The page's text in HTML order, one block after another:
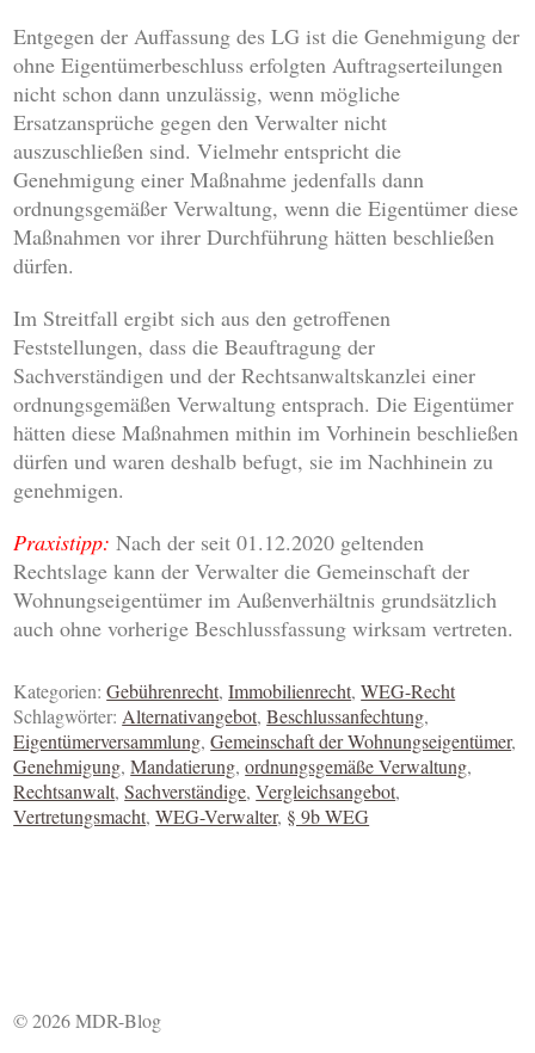
Entgegen der Auffassung des LG ist die Genehmigung der
ohne Eigentümerbeschluss erfolgten Auftragserteilungen
nicht schon dann unzulässig, wenn mögliche
Ersatzansprüche gegen den Verwalter nicht
auszuschließen sind. Vielmehr entspricht die
Genehmigung einer Maßnahme jedenfalls dann
ordnungsgemäßer Verwaltung, wenn die Eigentümer diese
Maßnahmen vor ihrer Durchführung hätten beschließen
dürfen.
Im Streitfall ergibt sich aus den getroffenen
Feststellungen, dass die Beauftragung der
Sachverständigen und der Rechtsanwaltskanzlei einer
ordnungsgemäßen Verwaltung entsprach. Die Eigentümer
hätten diese Maßnahmen mithin im Vorhinein beschließen
dürfen und waren deshalb befugt, sie im Nachhinein zu
genehmigen.
Praxistipp: Nach der seit 01.12.2020 geltenden
Rechtslage kann der Verwalter die Gemeinschaft der
Wohnungseigentümer im Außenverhältnis grundsätzlich
auch ohne vorherige Beschlussfassung wirksam vertreten.
Kategorien:Gebührenrecht,Immobilienrecht,WEG-Recht
Schlagwörter:Alternativangebot,Beschlussanfechtung,
Eigentümerversammlung,Gemeinschaft der Wohnungseigentümer,
Genehmigung,Mandatierung,ordnungsgemäße Verwaltung,
Rechtsanwalt,Sachverständige,Vergleichsangebot,
Vertretungsmacht,WEG-Verwalter, § 9b WEG
© 2026 MDR-Blog